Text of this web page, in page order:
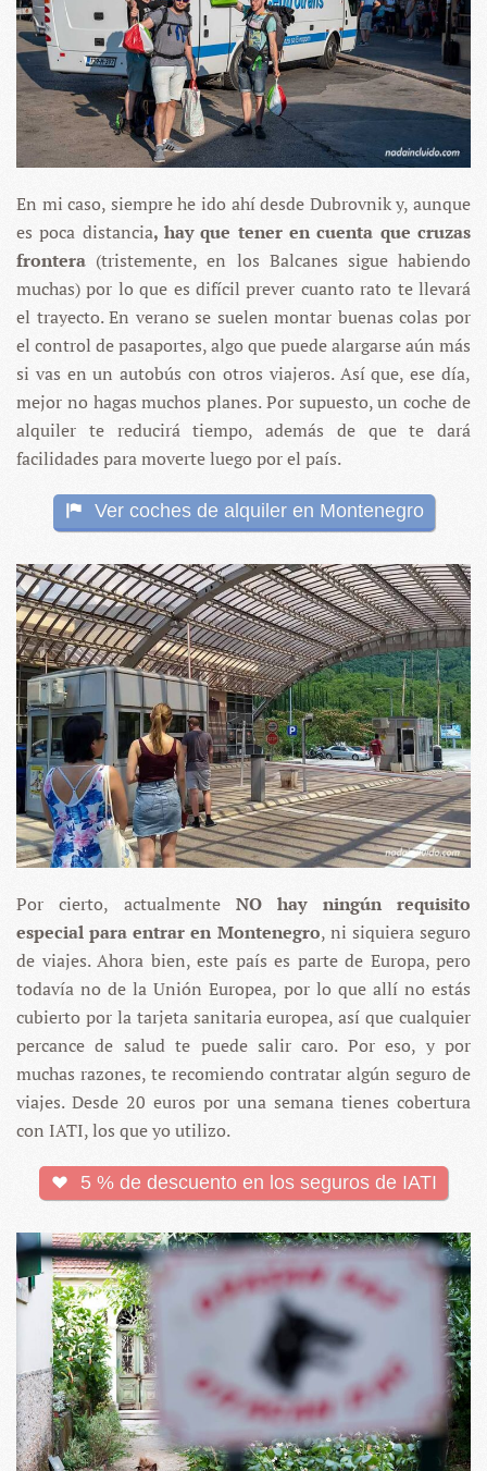
En mi caso, siempre he ido ahí desde Dubrovnik y, aunque
es poca distancia, hay que tener en cuenta que cruzas
frontera (tristemente, en los Balcanes sigue habiendo
muchas) por lo que es difícil prever cuanto rato te llevará
el trayecto. En verano se suelen montar buenas colas por
el control de pasaportes, algo que puede alargarse aún más
si vas en un autobús con otros viajeros. Así que, ese día,
mejor no hagas muchos planes. Por supuesto, un coche de
alquiler te reducirá tiempo, además de que te dará
facilidades para moverte luego por el país.
Ver coches de alquiler en Montenegro
Por cierto, actualmente NO hay ningún requisito
especial para entrar en Montenegro, ni siquiera seguro
de viajes. Ahora bien, este país es parte de Europa, pero
todavía no de la Unión Europea, por lo que allí no estás
cubierto por la tarjeta sanitaria europea, así que cualquier
percance de salud te puede salir caro. Por eso, y por
muchas razones, te recomiendo contratar algún seguro de
viajes. Desde 20 euros por una semana tienes cobertura
con IATI, los que yo utilizo.
5 % de descuento en los seguros de IATI